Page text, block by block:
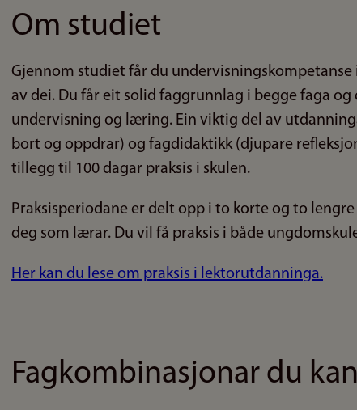
Om studiet
Gjennom studiet får du
av dei. Du får eit solid faggrunnlag i begge faga
undervisning og læring. Ein viktig del av
bort og oppdrar) og fagdidaktikk (djupare
tillegg til 100 dagar praksis i skulen.
Praksisperiodane er delt opp i to korte og to
deg som lærar. Du vil få praksis i både
Her kan du lese om praksis i lektorutdanninga.
Fagkombinasjonar du